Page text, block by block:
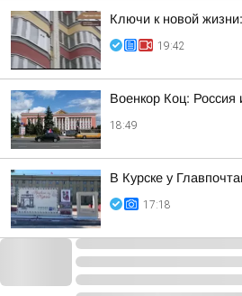
Ключи к новой
19:42
Военкор Коц:
18:49
В Курске у
17:18